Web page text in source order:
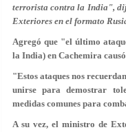
terrorista contra la India",
Exteriores en el formato
Agregó que "el último
la India) en Cachemira
"Estos ataques nos
unirse para demostrar
medidas comunes para
A su vez, el ministro de